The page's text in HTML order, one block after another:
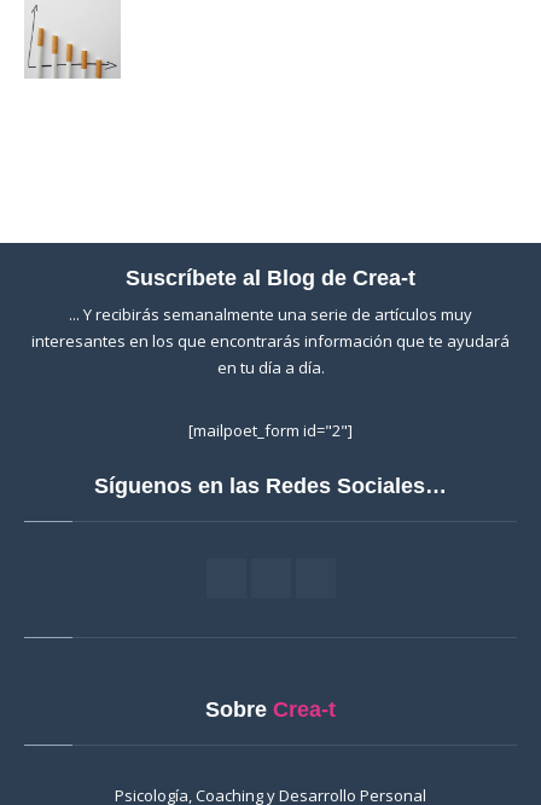
Suscríbete al Blog de Crea-t
... Y recibirás semanalmente una serie de artículos muy
interesantes en los que encontrarás información que te ayudará
en tu día a día.
[mailpoet_form id="2"]
Síguenos en las Redes Sociales…
Sobre Crea-t
Psicología, Coaching y Desarrollo Personal